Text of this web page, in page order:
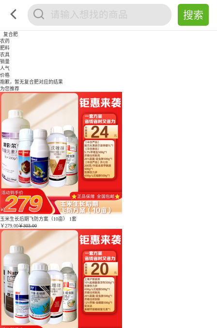
复合肥
农药
肥料
农具
销量
人气
价格
抱歉，暂无复合肥对应的结果
为您推荐
玉米生长后期飞防方案（10亩） 1套
￥279.00￥303.00